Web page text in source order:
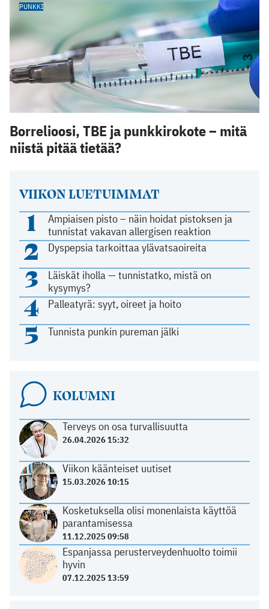
VIIKON LUETUIMMAT
1
Ampiaisen pisto – näin hoidat pistoksen ja
tunnistat vakavan allergisen reaktion
2 Dyspepsia tarkoittaa ylävatsaoireita
3
Läiskät iholla — tunnistatko, mistä on
kysymys?
4 Palleatyrä: syyt, oireet ja hoito
5 Tunnista punkin pureman jälki
KOLUMNI
Terveys on osa turvallisuutta
26.04.2026 15:32
Viikon käänteiset uutiset
15.03.2026 10:15
Kosketuksella olisi monenlaista käyttöä
parantamisessa
11.12.2025 09:58
Espanjassa perusterveydenhuolto toimii
hyvin
07.12.2025 13:59
PUNKKI
Borrelioosi, TBE ja punkkirokote – mitä
niistä pitää tietää?